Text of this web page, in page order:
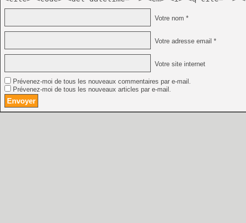
Votre nom *
Votre adresse email *
Votre site internet
Prévenez-moi de tous les nouveaux commentaires par e-mail.
Prévenez-moi de tous les nouveaux articles par e-mail.